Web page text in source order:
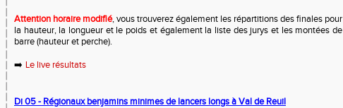
Attention horaire modifié, vous trouverez également les répartitions des finales pour
la hauteur, la longueur et le poids et également la liste des jurys et les montées de
barre (hauteur et perche).
➡️ Le live résultats
Di 05 - Régionaux benjamins minimes de lancers longs à Val de Reuil